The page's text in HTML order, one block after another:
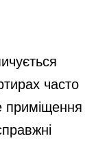
часто
приміщення